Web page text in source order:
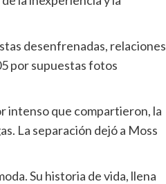
desenfrenadas, relaciones
por supuestas fotos
intenso que compartieron, la
La separación dejó a Moss
Su historia de vida, llena